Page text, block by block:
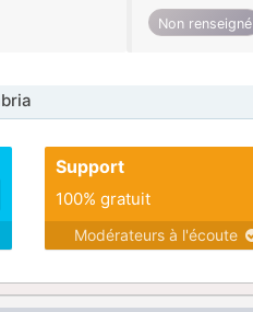
Non renseigné
Support
100% gratuit
Modérateurs à l'écoute